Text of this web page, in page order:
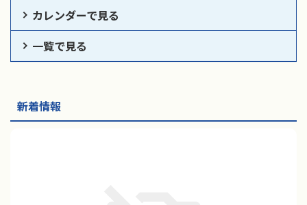
カレンダーで見る
一覧で見る
新着情報